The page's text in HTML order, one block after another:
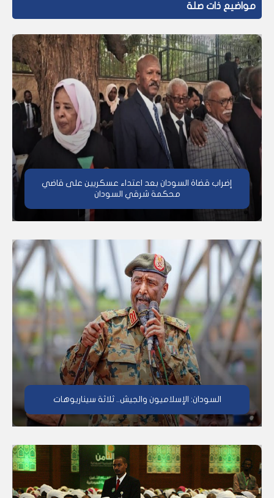
مواضيع ذات صلة
إضراب قضاة السودان بعد اعتداء عسكريين على قاضي
محكمة شرقي السودان
السودان: الإسلاميون والجيش.. ثلاثة سيناريوهات